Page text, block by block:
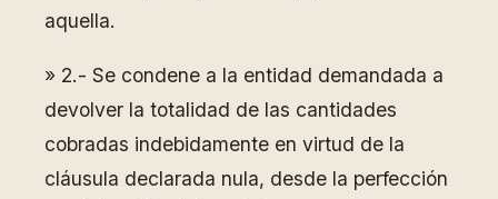
aquella.
» 2.- Se condene a la entidad demandada a
devolver la totalidad de las cantidades
cobradas indebidamente en virtud de la
cláusula declarada nula, desde la perfección